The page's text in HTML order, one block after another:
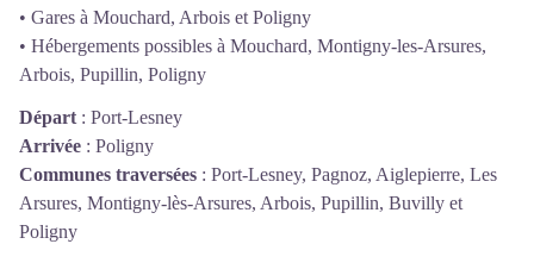
• Gares à Mouchard, Arbois et Poligny
• Hébergements possibles à Mouchard, Montigny-les-Arsures,
Arbois, Pupillin, Poligny
Départ : Port-Lesney
Arrivée : Poligny
Communes traversées : Port-Lesney, Pagnoz, Aiglepierre, Les
Arsures, Montigny-lès-Arsures, Arbois, Pupillin, Buvilly et
Poligny